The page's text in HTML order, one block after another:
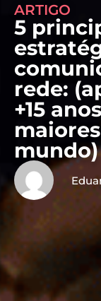
ARTIGO
5
rede:
+15
mundo)